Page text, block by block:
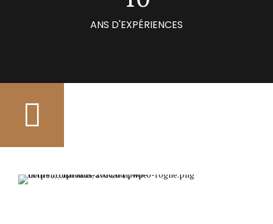
2
4
7
ANS D'EXPÉRIENCES